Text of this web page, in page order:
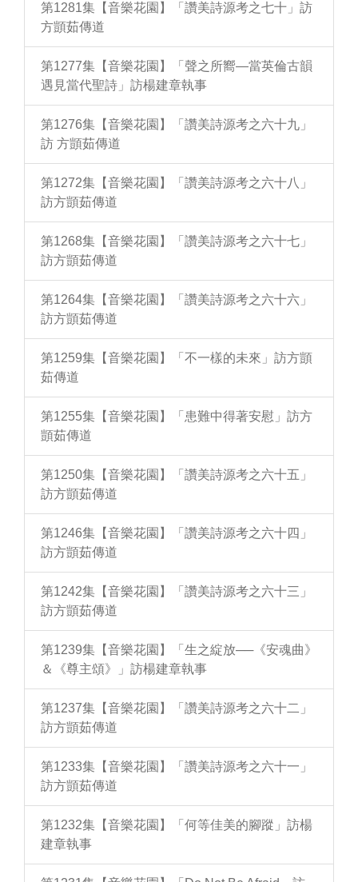
第1281集【音樂花園】「讚美詩源考之七十」訪
方顗茹傳道
第1277集【音樂花園】「聲之所嚮—當英倫古韻
遇見當代聖詩」訪楊建章執事
第1276集【音樂花園】「讚美詩源考之六十九」
訪 方顗茹傳道
第1272集【音樂花園】「讚美詩源考之六十八」
訪方顗茹傳道
第1268集【音樂花園】「讚美詩源考之六十七」
訪方顗茹傳道
第1264集【音樂花園】「讚美詩源考之六十六」
訪方顗茹傳道
第1259集【音樂花園】「不一樣的未來」訪方顗
茹傳道
第1255集【音樂花園】「患難中得著安慰」訪方
顗茹傳道
第1250集【音樂花園】「讚美詩源考之六十五」
訪方顗茹傳道
第1246集【音樂花園】「讚美詩源考之六十四」
訪方顗茹傳道
第1242集【音樂花園】「讚美詩源考之六十三」
訪方顗茹傳道
第1239集【音樂花園】「生之綻放──《安魂曲》
＆《尊主頌》」訪楊建章執事
第1237集【音樂花園】「讚美詩源考之六十二」
訪方顗茹傳道
第1233集【音樂花園】「讚美詩源考之六十一」
訪方顗茹傳道
第1232集【音樂花園】「何等佳美的腳蹤」訪楊
建章執事